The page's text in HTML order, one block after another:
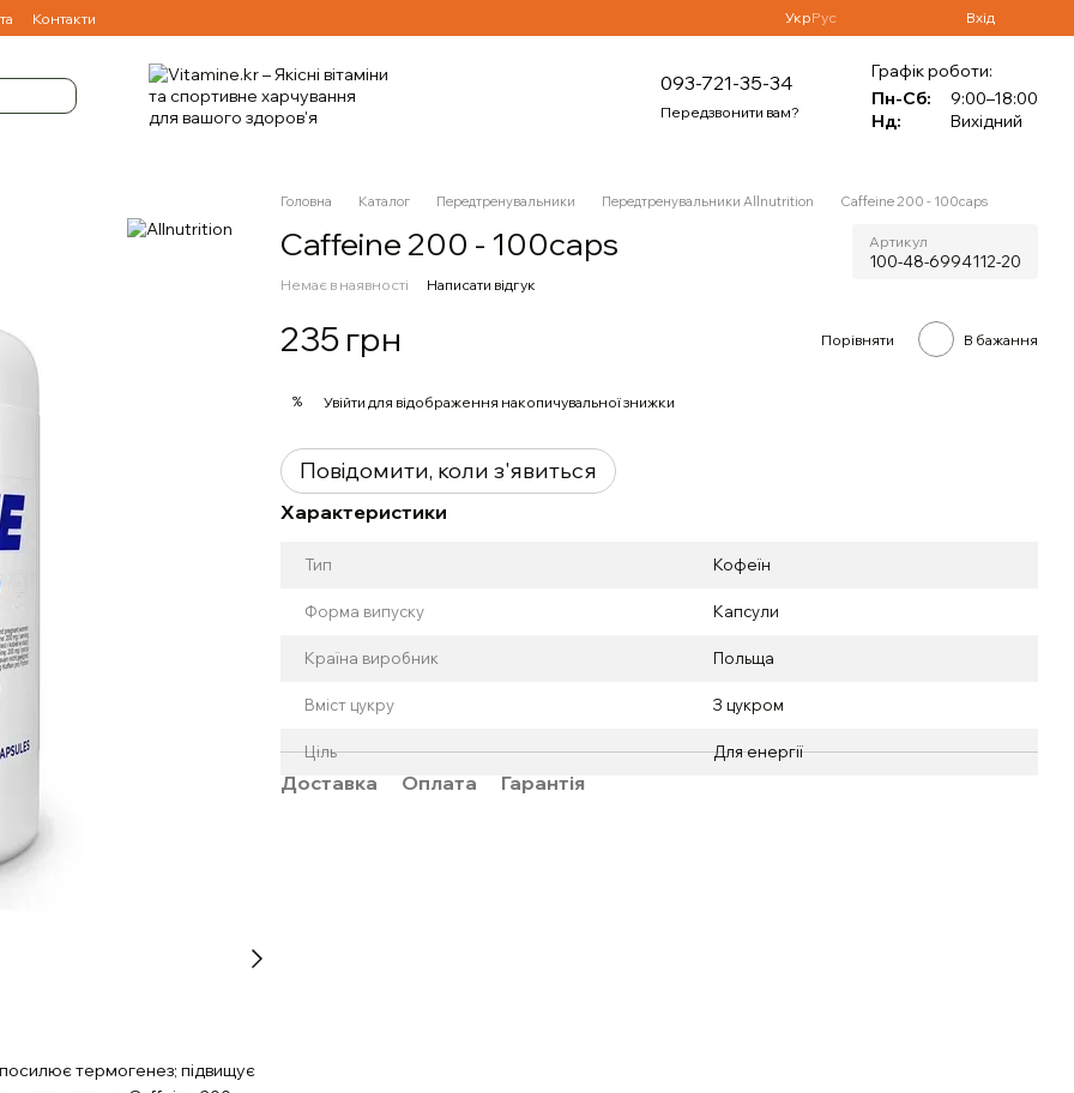
Контакти УкрРус Вхід
093-721-35-34
Передзвонити вам?
Графік роботи:
Пн-Сб:
9:00–18:00
Нд:
Вихідний
термогенез; підвищує
Головна Каталог Передтренувальники Передтренувальники Allnutrition Caffeine 200 - 100caps
Caffeine 200 - 100caps Артикул
100-48-6994112-20
Немає в наявності Написати відгук
235 грн Порівняти В бажання
% Увійти для відображення накопичувальної знижки
Повідомити, коли з'явиться
Характеристики
Тип Кофеїн
Форма випуску Капсули
Країна виробник Польща
Вміст цукру З цукром
Ціль Для енергії
Доставка Оплата Гарантія